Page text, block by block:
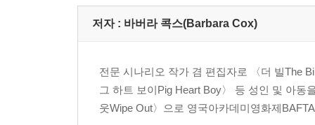
저자 : 바버라 콕스(Barbara Cox)
전문 시나리오 작가 겸 편집자로 〈더 빌The
그 하트 보이Pig Heart Boy〉 등 성인 및 아동
웃Wipe Out〉으로 영국아카데미영화제